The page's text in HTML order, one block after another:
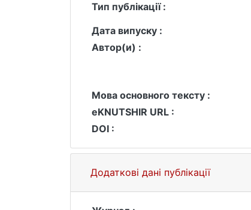
Тип публікації :
Дата випуску :
Автор(и) :
Мова основного тексту :
eKNUTSHIR URL :
DOI :
Додаткові дані публікації